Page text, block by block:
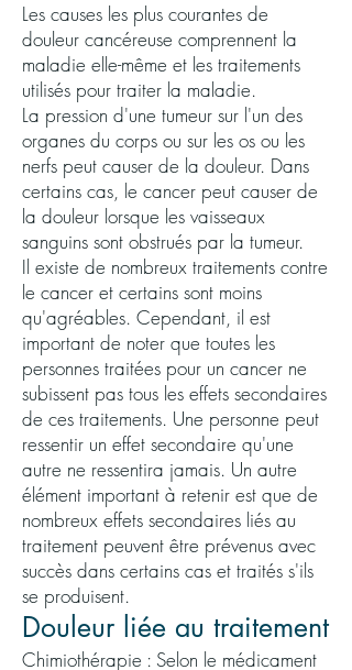
Les causes les plus courantes de
douleur cancéreuse comprennent la
maladie elle-même et les traitements
utilisés pour traiter la maladie.
La pression d'une tumeur sur l'un des
organes du corps ou sur les os ou les
nerfs peut causer de la douleur. Dans
certains cas, le cancer peut causer de
la douleur lorsque les vaisseaux
sanguins sont obstrués par la tumeur.
Il existe de nombreux traitements contre
le cancer et certains sont moins
qu'agréables. Cependant, il est
important de noter que toutes les
personnes traitées pour un cancer ne
subissent pas tous les effets secondaires
de ces traitements. Une personne peut
ressentir un effet secondaire qu'une
autre ne ressentira jamais. Un autre
élément important à retenir est que de
nombreux effets secondaires liés au
traitement peuvent être prévenus avec
succès dans certains cas et traités s'ils
se produisent.
Douleur liée au traitement
Chimiothérapie : Selon le médicament